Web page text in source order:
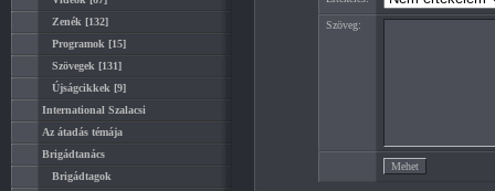
Zenék [132]
Programok [15]
Szövegek [131]
Újságcikkek [9]
International Szalacsi
Az átadás témája
Brigádtanács
Brigádtagok
Szöveg: